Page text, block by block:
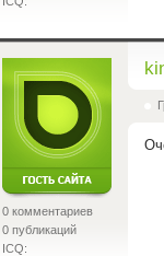
0 комментариев
0 публикаций
ICQ: